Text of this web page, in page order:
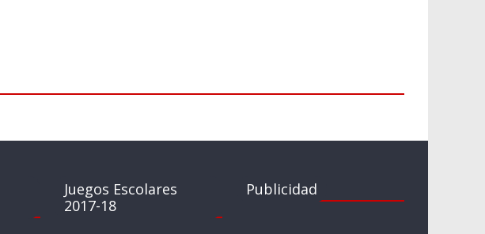
Juegos Escolares
2017-18
Publicidad